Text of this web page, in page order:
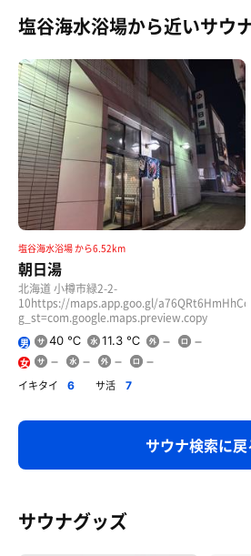
塩谷海水浴場から近いサウ
塩谷海水浴場 から6.52km
朝日湯
北海道 小樽市緑2-2-
10https://maps.app.goo.gl/
g_st=com.google.maps.preview.copy
男 40 ℃ 11.3 ℃
女
イキタイ 6 サ活 7
サウナ検索に戻
サウナグッズ